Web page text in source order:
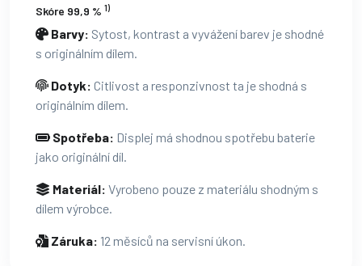
Skóre 99,9 % 1)
Barvy: Sytost, kontrast a vyvážení barev je shodné
s originálním dílem.
Dotyk: Citlivost a responzivnost ta je shodná s
originálním dílem.
Spotřeba: Displej má shodnou spotřebu baterie
jako originální díl.
Materiál: Vyrobeno pouze z materiálu shodným s
dílem výrobce.
Záruka: 12 měsíců na servisní úkon.